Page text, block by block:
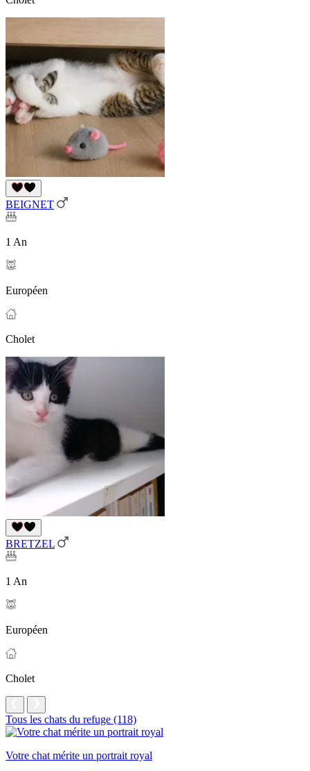
BEIGNET
1 An
Européen
Cholet
BRETZEL
1 An
Européen
Cholet
Tous les chats du refuge (118)
Votre chat mérite un portrait royal